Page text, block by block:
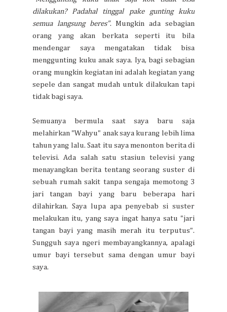
dilakukan? Padahal tinggal pake gunting kuku
semua langsung beres". Mungkin ada sebagian
orang yang akan berkata seperti itu bila
mendengar saya mengatakan tidak bisa
menggunting kuku anak saya. Iya, bagi sebagian
orang mungkin kegiatan ini adalah kegiatan yang
sepele dan sangat mudah untuk dilakukan tapi
tidak bagi saya.
Semuanya bermula saat saya baru saja
melahirkan "Wahyu" anak saya kurang lebih lima
tahun yang lalu. Saat itu saya menonton berita di
televisi. Ada salah satu stasiun televisi yang
menayangkan berita tentang seorang suster di
sebuah rumah sakit tanpa sengaja memotong 3
jari tangan bayi yang baru beberapa hari
dilahirkan. Saya lupa apa penyebab si suster
melakukan itu, yang saya ingat hanya satu "jari
tangan bayi yang masih merah itu terputus".
Sungguh saya ngeri membayangkannya, apalagi
umur bayi tersebut sama dengan umur bayi
saya.